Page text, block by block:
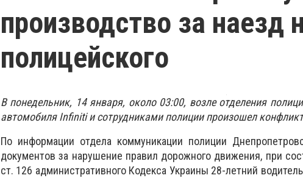
производство за наезд
полицейского
В понедельник, 14 января, около 03:00, возле отделения
автомобиля Infiniti и сотрудниками полиции произошел
По информации отдела коммуникации полиции
документов за нарушение правил дорожного движения, при
ст. 126 административного Кодекса Украины 28-летний